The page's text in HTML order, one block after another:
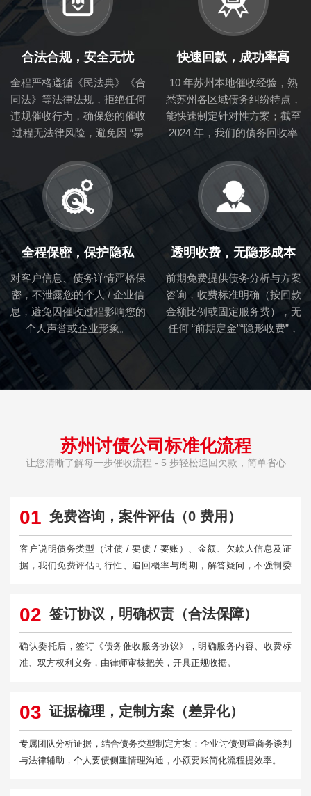
合法合规，安全无忧
全程严格遵循《民法典》《合
同法》等法律法规，拒绝任何
违规催收行为，确保您的催收
过程无法律风险，避免因 “暴
快速回款，成功率高
10 年苏州本地催收经验，熟
悉苏州各区域债务纠纷特点，
能快速制定针对性方案；截至
2024 年，我们的债务回收率
1-2 周内推进回款。
全程保密，保护隐私
对客户信息、债务详情严格保
密，不泄露您的个人 / 企业信
息，避免因催收过程影响您的
个人声誉或企业形象。
透明收费，无隐形成本
前期免费提供债务分析与方案
咨询，收费标准明确（按回款
金额比例或固定服务费），无
任何 “前期定金”“隐形收费”，
苏州讨债公司标准化流程
让您清晰了解每一步催收流程 - 5 步轻松追回欠款，简单省心
01 免费咨询，案件评估（0 费用）
客户说明债务类型（讨债 / 要债 / 要账）、金额、欠款人信息及证
据，我们免费评估可行性、追回概率与周期，解答疑问，不强制委
02 签订协议，明确权责（合法保障）
确认委托后，签订《债务催收服务协议》，明确服务内容、收费标
准、双方权利义务，由律师审核把关，开具正规收据。
03 证据梳理，定制方案（差异化）
专属团队分析证据，结合债务类型制定方案：企业讨债侧重商务谈判
与法律辅助，个人要债侧重情理沟通，小额要账简化流程提效率。